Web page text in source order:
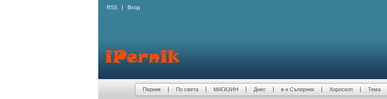
RSS Вход
Перник По света МАГАЗИН Днес в-к Съперник Хороскоп Тема